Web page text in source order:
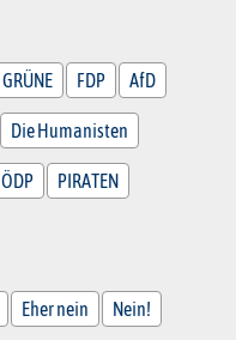
GRÜNE FDP AfD
Die Humanisten
ÖDP PIRATEN
Eher nein Nein!